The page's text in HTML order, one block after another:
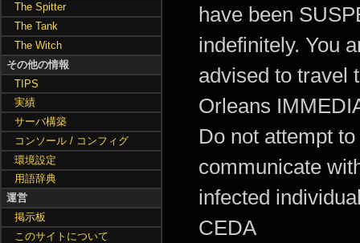
have been
indefinitely. You
advised to travel
Orleans
Do not attempt to
communicate
infected
CEDA
The Spitter
The Tank
The Witch
その他の情報
TIPS
実績
サーバ構築
コンソール / コンフィグ
環境設定
用語辞典
運営
掲示板
このサイトについて